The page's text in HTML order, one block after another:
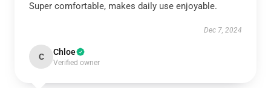
Super comfortable, makes daily use enjoyable.
Dec 7, 2024
C Chloe
Verified owner